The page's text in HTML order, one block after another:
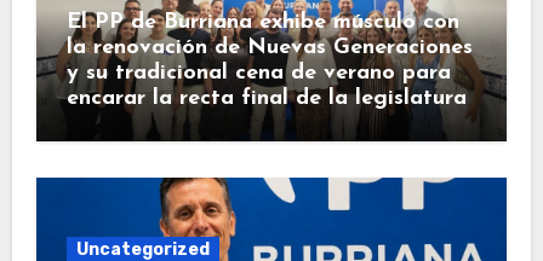
El PP de Burriana exhibe músculo con
la renovación de Nuevas Generaciones
y su tradicional cena de verano para
encarar la recta final de la legislatura
Uncategorized